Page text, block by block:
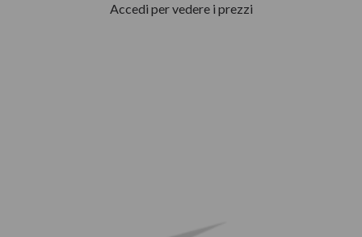
Accedi per vedere i prezzi